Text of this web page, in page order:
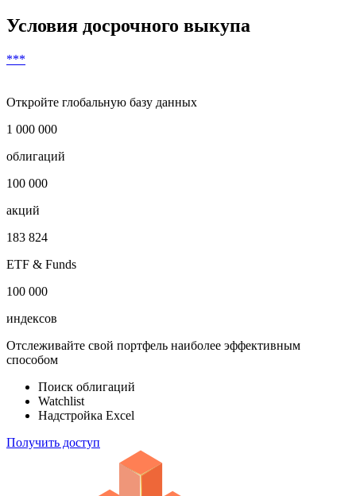
Условия досрочного выкупа
***
Откройте глобальную базу данных
1 000 000
облигаций
100 000
акций
183 824
ETF & Funds
100 000
индексов
Отслеживайте свой портфель наиболее эффективным
способом
Поиск облигаций
Watchlist
Надстройка Excel
Получить доступ